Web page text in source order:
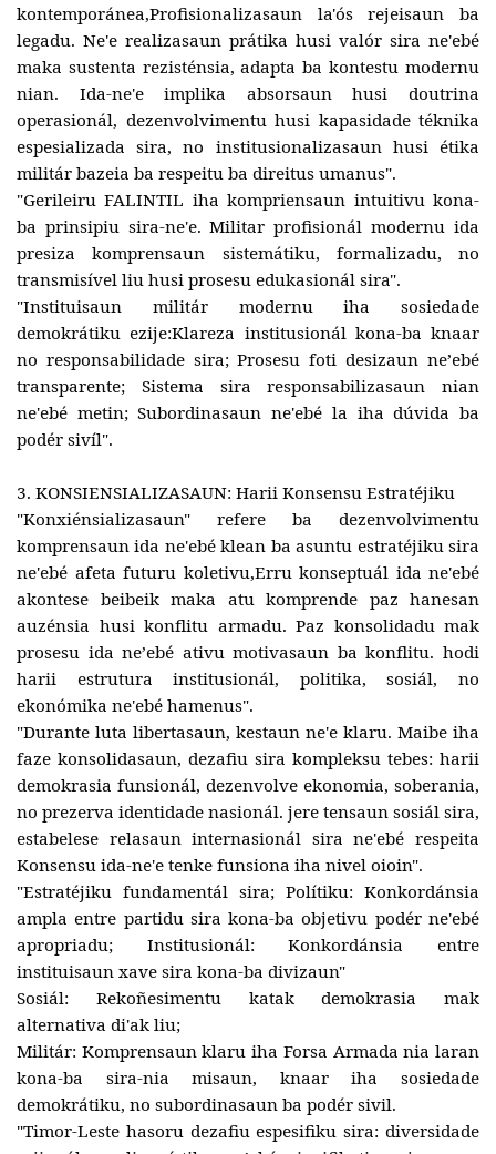
kontemporánea,Profisionalizasaun la'ós rejeisaun ba
legadu. Ne'e realizasaun prátika husi valór sira ne'ebé
maka sustenta rezisténsia, adapta ba kontestu modernu
nian. Ida-ne'e implika absorsaun husi doutrina
operasionál, dezenvolvimentu husi kapasidade téknika
espesializada sira, no institusionalizasaun husi étika
militár bazeia ba respeitu ba direitus umanus".
"Gerileiru FALINTIL iha kompriensaun intuitivu kona-
ba prinsipiu sira-ne'e. Militar profisionál modernu ida
presiza komprensaun sistemátiku, formalizadu, no
transmisível liu husi prosesu edukasionál sira".
"Instituisaun militár modernu iha sosiedade
demokrátiku ezije:Klareza institusionál kona-ba knaar
no responsabilidade sira; Prosesu foti desizaun neʼebé
transparente; Sistema sira responsabilizasaun nian
ne'ebé metin; Subordinasaun ne'ebé la iha dúvida ba
podér sivíl".
3. KONSIENSIALIZASAUN: Harii Konsensu Estratéjiku
"Konxiénsializasaun" refere ba dezenvolvimentu
komprensaun ida ne'ebé klean ba asuntu estratéjiku sira
ne'ebé afeta futuru koletivu,Erru konseptuál ida ne'ebé
akontese beibeik maka atu komprende paz hanesan
auzénsia husi konflitu armadu. Paz konsolidadu mak
prosesu ida neʼebé ativu motivasaun ba konflitu. hodi
harii estrutura institusionál, politika, sosiál, no
ekonómika ne'ebé hamenus".
"Durante luta libertasaun, kestaun ne'e klaru. Maibe iha
faze konsolidasaun, dezafiu sira kompleksu tebes: harii
demokrasia funsionál, dezenvolve ekonomia, soberania,
no prezerva identidade nasionál. jere tensaun sosiál sira,
estabelese relasaun internasionál sira ne'ebé respeita
Konsensu ida-ne'e tenke funsiona iha nivel oioin".
"Estratéjiku fundamentál sira; Polítiku: Konkordánsia
ampla entre partidu sira kona-ba objetivu podér ne'ebé
apropriadu; Institusionál: Konkordánsia entre
instituisaun xave sira kona-ba divizaun"
Sosiál: Rekoñesimentu katak demokrasia mak
alternativa di'ak liu;
Militár: Komprensaun klaru iha Forsa Armada nia laran
kona-ba sira-nia misaun, knaar iha sosiedade
demokrátiku, no subordinasaun ba podér sivil.
"Timor-Leste hasoru dezafiu espesifiku sira: diversidade